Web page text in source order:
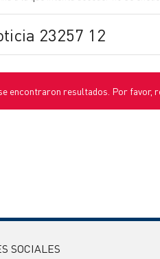
encontraron resultados. Por favor,
SOCIALES